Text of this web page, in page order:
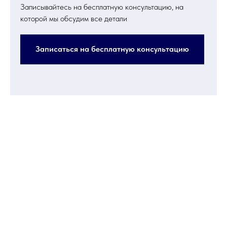
Записывайтесь на бесплатную консультацию, на
которой мы обсудим все детали
Записаться на бесплатную консультацию